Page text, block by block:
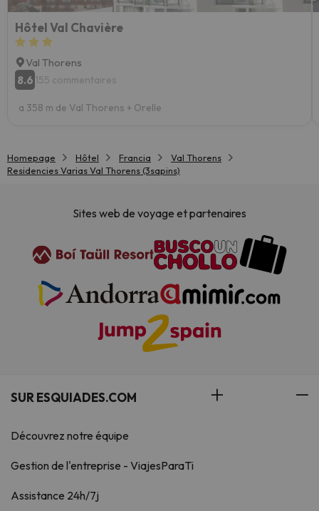
Hôtel Val Chavière
Val Thorens
8.6 155 commentaires
a 358 m de Val Thorens + Orelle
Homepage Hôtel Francia
Val Thorens
Residencies Varias Val Thorens (3sapins)
Sites web de voyage et partenaires
SUR ESQUIADES.COM
Découvrez notre équipe
Gestion de l'entreprise - ViajesParaTi
Assistance 24h/7j